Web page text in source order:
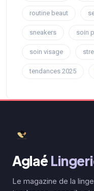
routine beaut
sneakers soin
soin visage
tendances 2025
Aglaé
Le magazine de la